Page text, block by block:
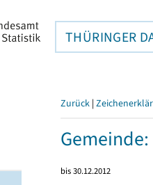
THÜRINGER
Zurück |
bis 30.12.2012